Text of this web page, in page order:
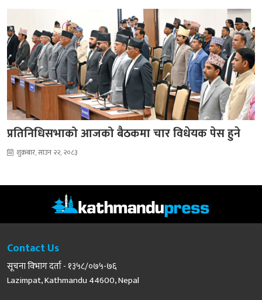
प्रतिनिधिसभाको आजको बैठकमा चार विधेयक पेस हुने
शुक्रबार, साउन २२, २०८३
Contact Us
सूचना विभाग दर्ता - १३५८/०७५-७६
Lazimpat, Kathmandu 44600, Nepal